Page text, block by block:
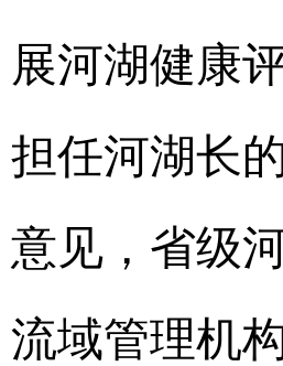
展河湖健康
担任河湖长
意见，省级
流域管理机